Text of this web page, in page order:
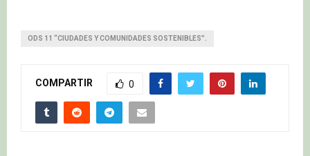
ODS 11 “CIUDADES Y COMUNIDADES SOSTENIBLES”.
COMPARTIR 0